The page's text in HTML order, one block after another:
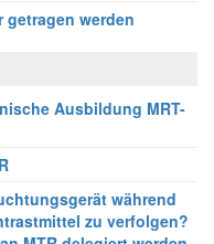
getragen werden
Ausbildung MRT-
während
zu verfolgen?